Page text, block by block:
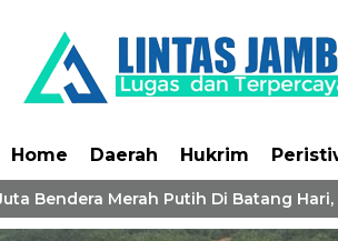
Home Daerah Hukrim
Bendera Merah Putih Di Batang